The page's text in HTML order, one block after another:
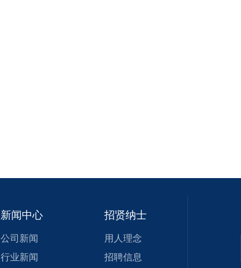
新闻中心
公司新闻
行业新闻
招贤纳士
用人理念
招聘信息